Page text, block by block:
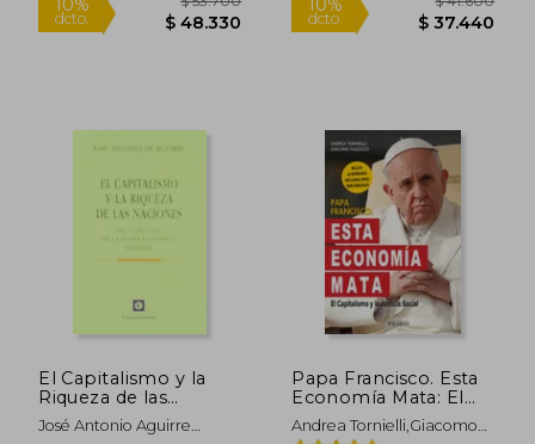
10% 10%
dcto.
El Capitalismo y la
Riqueza de las
Naciónes: Las
Vicisitudes de la
José Antonio Aguirre
Papa Francisco. Esta
Economía Mata: El
Capitalismo y la
Justicia Social
Andrea Tornielli,Giacomo